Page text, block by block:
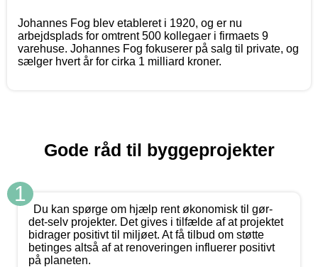
Johannes Fog blev etableret i 1920, og er nu
arbejdsplads for omtrent 500 kollegaer i firmaets 9
varehuse. Johannes Fog fokuserer på salg til private, og
sælger hvert år for cirka 1 milliard kroner.
Gode råd til byggeprojekter
1
Du kan spørge om hjælp rent økonomisk til gør-
det-selv projekter. Det gives i tilfælde af at projektet
bidrager positivt til miljøet. At få tilbud om støtte
betinges altså af at renoveringen influerer positivt
på planeten.